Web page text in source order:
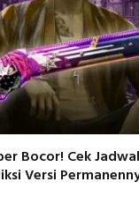
Bocor! Cek
Versi